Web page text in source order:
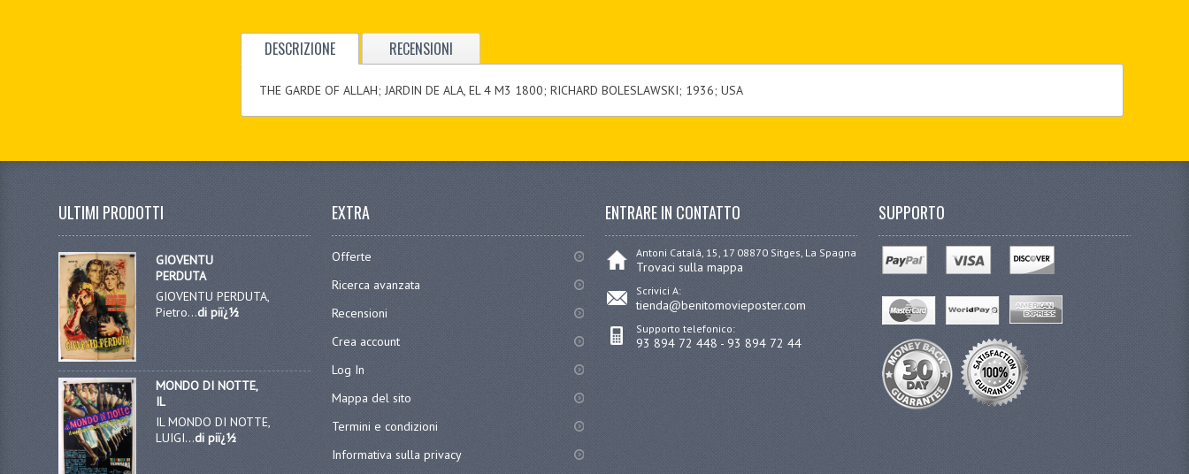
DESCRIZIONE RECENSIONI
THE GARDE OF ALLAH; JARDIN DE ALA, EL 4 M3 1800; RICHARD BOLESLAWSKI; 1936; USA
ULTIMI PRODOTTI
GIOVENTU
PERDUTA
GIOVENTU PERDUTA,
Pietro...di piï¿½
MONDO DI NOTTE,
IL
IL MONDO DI NOTTE,
LUIGI...di piï¿½
EXTRA
Offerte
Ricerca avanzata
Recensioni
Crea account
Log In
Mappa del sito
Termini e condizioni
Informativa sulla privacy
ENTRARE IN CONTATTO
Antoni Catalá, 15, 17 08870 Sitges, La Spagna
Trovaci sulla mappa
Scrivici A:
tienda@benitomovieposter.com
Supporto telefonico:
93 894 72 448 - 93 894 72 44
SUPPORTO